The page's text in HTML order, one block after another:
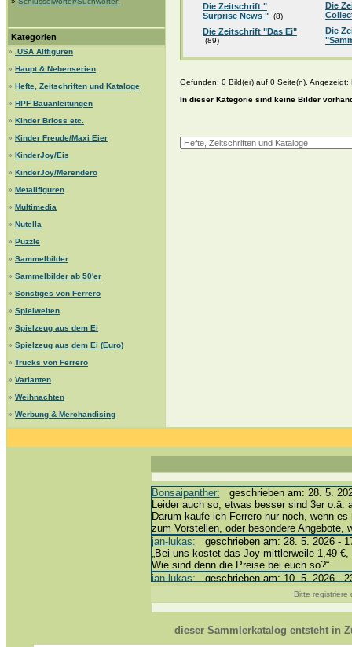
Kategorien
»
.USA Altfiguren
» Haupt & Nebenserien
» Hefte, Zeitschriften und Kataloge
» HPF Bauanleitungen
» Kinder Brioss etc.
» Kinder Freude/Maxi Eier
» KinderJoy/Eis
» KinderJoy/Merendero
» Metallfiguren
» Multimedia
» Nutella
» Puzzle
» Sammelbilder
» Sammelbilder ab 50'er
» Sonstiges von Ferrero
» Spielwelten
» Spielzeug aus dem Ei
» Spielzeug aus dem Ei (Euro)
» Trucks von Ferrero
» Varianten
» Weihnachten
» Werbung & Merchandising
Die Zeitschrift "
Surprise News " (8)
Die Zeitschrift "Das Ei"
(89)
Die
Die
Gefunden: 0 Bild(er) auf 0 Seite(n). Angezeigt:
In dieser Kategorie sind keine Bilder
Bonsaipanther: geschrieben am: 28. 5.
Leider auch so, etwas besser sind 3er o.ä.
Darum kaufe ich Ferrero nur noch, wenn
zum Vorstellen, oder besondere Angebote,
jan-lukas: geschrieben am: 28. 5. 2026 -
„Bei uns kostet das Joy mittlerweile 1,49
Wie sind denn die Preise bei euch so?“
jan-lukas:geschrieben am: 10. 5. 2026 -
Bonsaipanther:geschrieben am: 10. 5.
@ Harald
https://www.ue-ei-portal-
Dein Enkel sollte zur Strafe die nächsten
Bitte registriere
dieser Sammlerkatalog entsteht in